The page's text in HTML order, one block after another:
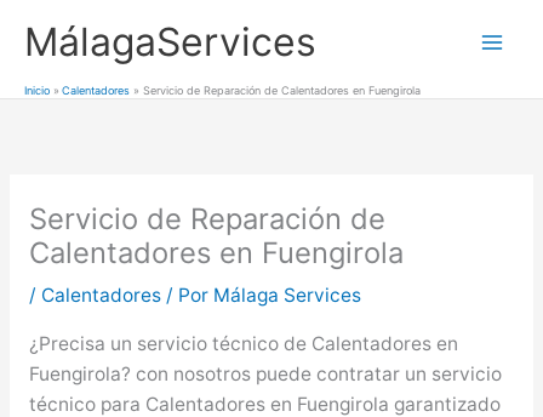
MálagaServices
Inicio Calentadores Servicio de Reparación de Calentadores en Fuengirola
Servicio de Reparación de
Calentadores en Fuengirola
/ Calentadores/ Por Málaga Services
¿Precisa un servicio técnico de Calentadores en
Fuengirola? con nosotros puede contratar un servicio
técnico para Calentadores en Fuengirola garantizado